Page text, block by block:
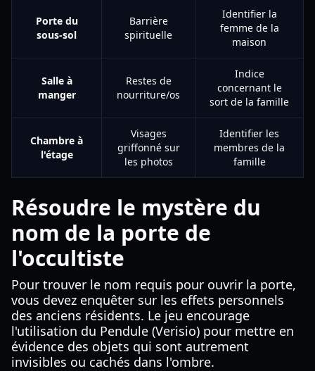
Porte du
sous-sol
Barrière
spirituelle
Identifier la
femme de la
maison
Salle à
manger
Restes de
nourriture/os
Indice
concernant le
sort de la famille
Chambre à
l'étage
Visages
griffonné sur
les photos
Identifier les
membres de la
famille
Résoudre le mystère du
nom de la porte de
l'occultiste
Pour trouver le nom requis pour ouvrir la porte,
vous devez enquêter sur les effets personnels
des anciens résidents. Le jeu encourage
l'utilisation du Pendule (Verisio) pour mettre en
évidence des objets qui sont autrement
invisibles ou cachés dans l'ombre.